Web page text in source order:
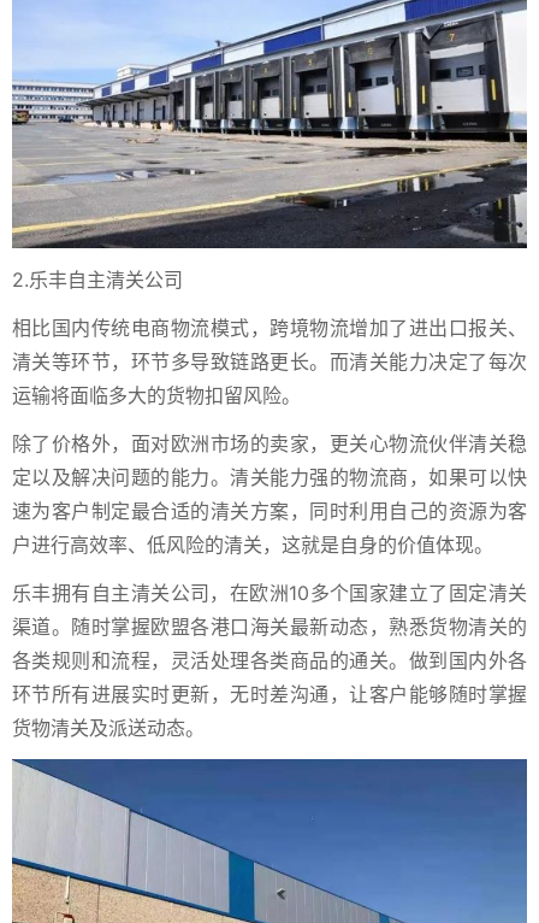
2.乐丰自主清关公司
相比国内传统电商物流模式，跨境物流增加了进出口报关、
清关等环节，环节多导致链路更长。而清关能力决定了每次
运输将面临多大的货物扣留风险。
除了价格外，面对欧洲市场的卖家，更关心物流伙伴清关稳
定以及解决问题的能力。清关能力强的物流商，如果可以快
速为客户制定最合适的清关方案，同时利用自己的资源为客
户进行高效率、低风险的清关，这就是自身的价值体现。
乐丰拥有自主清关公司，在欧洲10多个国家建立了固定清关
渠道。随时掌握欧盟各港口海关最新动态，熟悉货物清关的
各类规则和流程，灵活处理各类商品的通关。做到国内外各
环节所有进展实时更新，无时差沟通，让客户能够随时掌握
货物清关及派送动态。